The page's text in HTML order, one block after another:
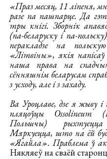
«Праз месяц, 11 ліпеня,
разе па пашпарце. Да
тры кнігі. Зборнік
(па-беларуску і па-
перакладзе на
«Літвіны», якія
наша права на
сённяшнім беларусам
з усходу, але і з захаду.
Ва Уроцлаве, дзе я жыву
пляцоўцы Ossolineum
Польшчы)
Мяркуецца, што на ёй
«Ягайла». Праблема ў
Някляеў на сваёй